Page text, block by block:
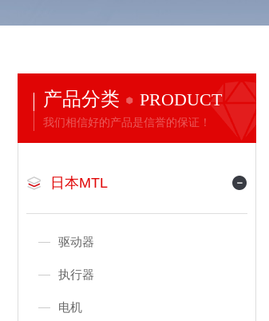
产品分类 PRODUCT
我们相信好的产品是信誉的保证！
日本MTL
驱动器
执行器
电机